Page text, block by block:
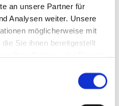
an unsere Partner für
Analysen weiter. Unsere
möglicherweise mit
Sie ihnen bereitgestellt
Vincent Weber
Andres Lopez,Prof. Dr.
Messmethode
(IRT) durch die